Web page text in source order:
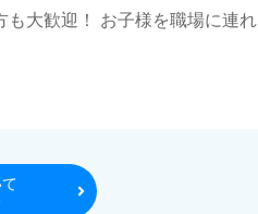
大歓迎！ お子様を職場に連れ